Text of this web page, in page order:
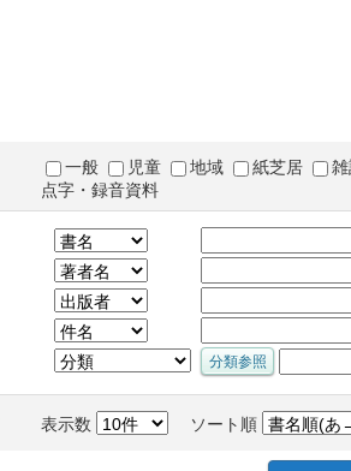
一般 児童 地域 紙芝居
点字・録音資料
表示数 ソート順